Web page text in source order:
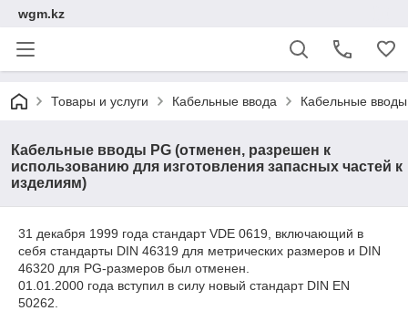
wgm.kz
Товары и услуги Кабельные ввода Кабельные
Кабельные вводы PG (отменен, разрешен к
использованию для изготовления запасных частей к
изделиям)
31 декабря 1999 года стандарт VDE 0619, включающий в
себя стандарты DIN 46319 для метрических размеров и DIN
46320 для PG-размеров был отменен.
01.01.2000 года вступил в силу новый стандарт DIN EN
50262.